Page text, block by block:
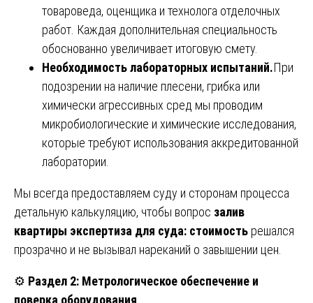
товароведа, оценщика и технолога отделочных
работ. Каждая дополнительная специальность
обоснованно увеличивает итоговую смету.
Необходимость лабораторных испытаний.При
подозрении на наличие плесени, грибка или
химически агрессивных сред мы проводим
микробиологические и химические исследования,
которые требуют использования аккредитованной
лаборатории.
Мы всегда предоставляем суду и сторонам процесса
детальную калькуляцию, чтобы вопрос залив
квартиры экспертиза для суда: стоимость решался
прозрачно и не вызывал нареканий о завышении цен.
⚙️ Раздел 2: Метрологическое обеспечение и
поверка оборудования